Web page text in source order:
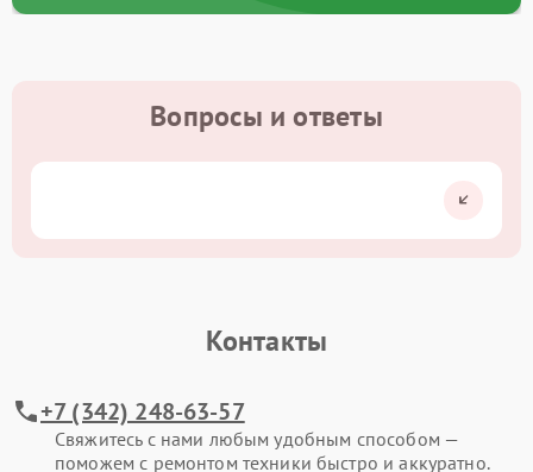
Вопросы и ответы
Контакты
+7 (342) 248-63-57
Свяжитесь с нами любым удобным способом —
поможем с ремонтом техники быстро и аккуратно.